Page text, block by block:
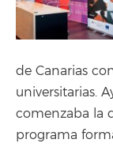
de Canarias
universitarias.
comenzaba la
programa